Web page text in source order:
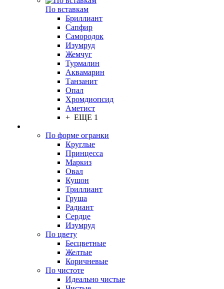
По вставкам
Бриллиант
Сапфир
Самородок
Изумруд
Жемчуг
Турмалин
Аквамарин
Танзанит
Опал
Хромдиопсид
Аметист
+ ЕЩЕ 1
По форме огранки
Круглые
Принцесса
Маркиз
Овал
Кушон
Триллиант
Груша
Радиант
Сердце
Изумруд
По цвету
Бесцветные
Желтые
Коричневые
По чистоте
Идеально чистые